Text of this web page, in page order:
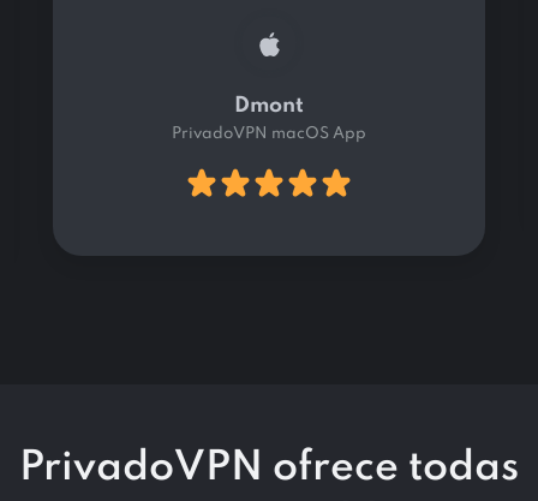
Dmont
PrivadoVPN macOS App
PrivadoVPN ofrece todas